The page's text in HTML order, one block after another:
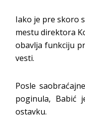
Iako je pre skoro
mestu direktora
obavlja funkciju
vesti.
Posle
poginula, Babić
ostavku.